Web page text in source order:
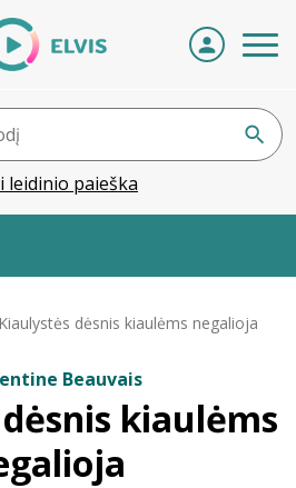
leidinio paieška
Kiaulystės dėsnis kiaulėms negalioja
Beauvais
kiaulėms